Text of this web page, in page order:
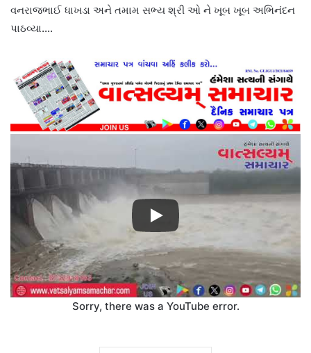
વનરાજભાઈ ધાખડા અને તમામ સભ્ય શ્રી ઓ ને ખૂબ ખૂબ અભિનંદન
પાઠવ્યા….
Sorry, there was a YouTube error.